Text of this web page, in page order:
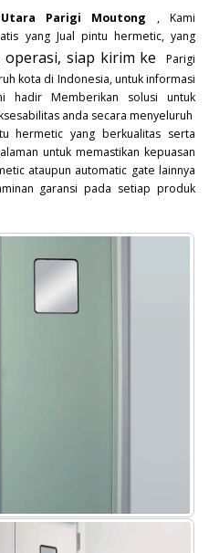
Parigi Moutong , Kami
yang Jual pintu hermetic, yang
siap kirim ke
Parigi
kota di Indonesia, untuk informasi
hadir Memberikan solusi untuk
anda secara menyeluruh
hermetic yang berkualitas serta
untuk memastikan kepuasan
ataupun automatic gate lainnya
garansi pada setiap produk